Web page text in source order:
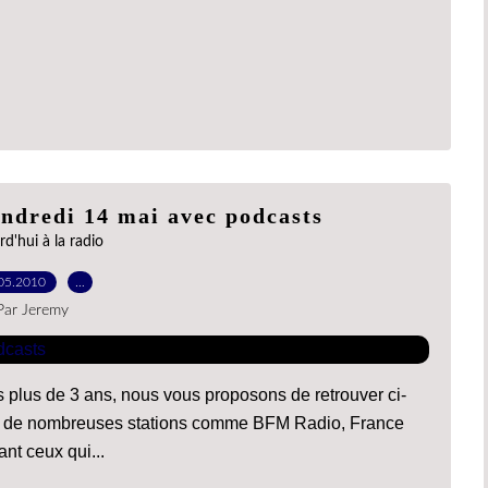
14 mai avec podcasts
à la radio
Jeremy
de 3 ans, nous vous proposons de retrouver ci-
nombreuses stations comme BFM Radio, France
ceux qui...